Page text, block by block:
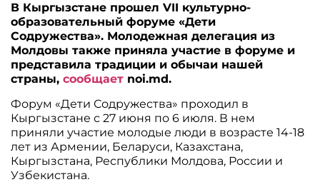
В Кыргызстане прошел VII культурно-
образовательный форуме «Дети
Содружества». Молодежная делегация из
Молдовы также приняла участие в форуме и
представила традиции и обычаи нашей
страны,сообщает noi.md.
Форум «Дети Содружества» проходил в
Кыргызстане с 27 июня по 6 июля. В нем
приняли участие молодые люди в возрасте 14-18
лет из Армении, Беларуси, Казахстана,
Кыргызстана, Республики Молдова, России и
Узбекистана.